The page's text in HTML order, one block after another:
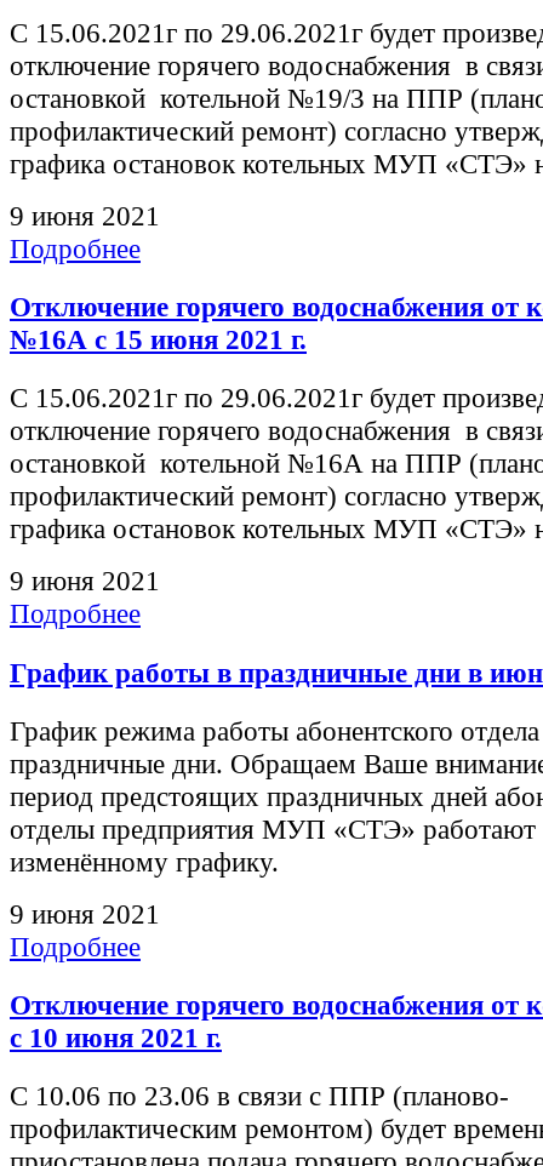
С 15.06.2021г по 29.06.2021г будет
отключение горячего водоснабжения в
остановкой котельной №19/3 на ППР
профилактический ремонт) согласно
графика остановок котельных МУП «СТЭ»
9 июня 2021
Подробнее
Отключение горячего водоснабжения от
№16А с 15 июня 2021 г.
С 15.06.2021г по 29.06.2021г будет
отключение горячего водоснабжения в
остановкой котельной №16А на ППР
профилактический ремонт) согласно
графика остановок котельных МУП «СТЭ»
9 июня 2021
Подробнее
График работы в праздничные дни в
График режима работы абонентского
праздничные дни. Обращаем Ваше
период предстоящих праздничных дней
отделы предприятия МУП «СТЭ» работают
изменённому графику.
9 июня 2021
Подробнее
Отключение горячего водоснабжения от
с 10 июня 2021 г.
С 10.06 по 23.06 в связи с ППР (планово-
профилактическим ремонтом) будет